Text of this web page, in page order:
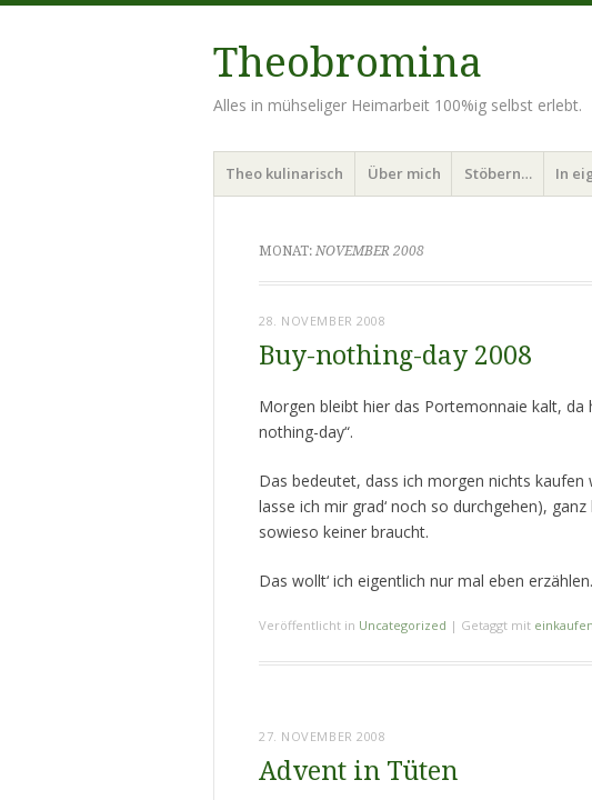
Theobromina
Alles in mühseliger Heimarbeit 100%ig selbst erlebt.
Menü
Zum
Inhalt
Theo kulinarisch Über mich Stöbern… In
MONAT: NOVEMBER 2008
28. NOVEMBER 2008
Buy-nothing-day 2008
Morgen bleibt hier das Portemonnaie kalt, da
nothing-day“.
Das bedeutet, dass ich morgen nichts
lasse ich mir grad‘ noch so durchgehen),
sowieso keiner braucht.
Das wollt‘ ich eigentlich nur mal eben
Veröffentlicht in Uncategorized | Getaggt mit einkaufen
27. NOVEMBER 2008
Advent in Tüten